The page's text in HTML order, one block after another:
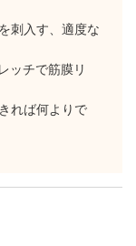
刺入す、適度な
ッチで筋膜リ
れば何よりで